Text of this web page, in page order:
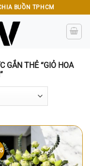
BUỒN TPHCM
GẮN THẺ “GIỎ HOA